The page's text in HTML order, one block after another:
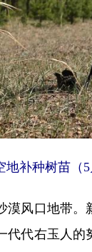
补种树苗（5
风口地带。
代代右玉人